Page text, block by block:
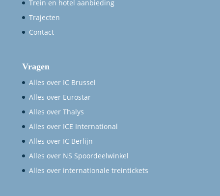
Trein en hotel aanbieding
Trajecten
Contact
Vragen
Alles over IC Brussel
Alles over Eurostar
Alles over Thalys
Alles over ICE International
Alles over IC Berlijn
Alles over NS Spoordeelwinkel
Alles over internationale treintickets